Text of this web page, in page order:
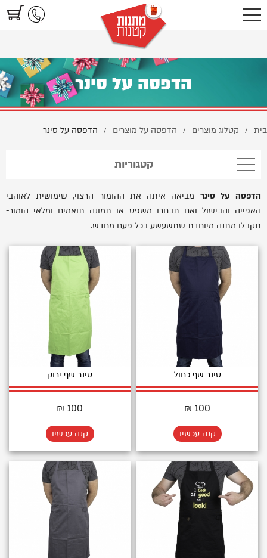
https://www.littlegifts.co.il/%D7%94%D7%93%D7%A4%D7%A1%D7%94-
%D7%A2%D7%9C-%D7%A1%D7%99%D7%A0%D7%A8/
הדפסה על סינר
בית / קטלוג מוצרים / הדפסה על מוצרים / הדפסה על סינר
קטגוריות
הדפסה על סינר מביאה איתה את ההומור הרצוי, שימושית לאוהבי
האפייה והבישול ואם תבחרו משפט או תמונה תואמים ומלאי הומור-
תקבלו מתנה מיוחדת שתשעשע בכל פעם מחדש.
סינר שף כחול
100 ₪
קנה עכשיו
סינר שף ירוק
100 ₪
קנה עכשיו